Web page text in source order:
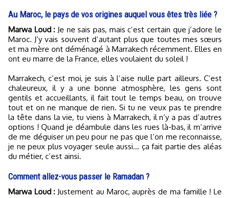
Au Maroc, le pays de vos origines auquel vous êtes très liée ?
Marwa Loud : Je ne sais pas, mais c’est certain que j’adore le
Maroc. J’y vais souvent d’autant plus que toutes mes sœurs
et ma mère ont déménagé à Marrakech récemment. Elles en
ont eu marre de la France, elles voulaient du soleil !
Marrakech, c’est moi, je suis à l’aise nulle part ailleurs. C’est
chaleureux, il y a une bonne atmosphère, les gens sont
gentils et accueillants, il fait tout le temps beau, on trouve
tout et on ne manque de rien. Si tu ne veux pas te prendre
la tête dans la vie, tu viens à Marrakech, il n’y a pas d’autres
options ! Quand je déambule dans les rues là-bas, il m’arrive
de me déguiser un peu pour ne pas que l’on me reconnaisse,
je ne peux plus voyager seule aussi… ça fait partie des aléas
du métier, c’est ainsi.
Comment allez-vous passer le Ramadan ?
Marwa Loud : Justement au Maroc, auprès de ma famille ! Le